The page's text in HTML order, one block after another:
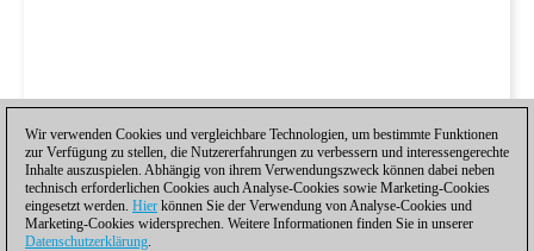
Wir verwenden Cookies und vergleichbare Technologien, um bestimmte Funktionen
zur Verfügung zu stellen, die Nutzererfahrungen zu verbessern und interessengerechte
Inhalte auszuspielen. Abhängig von ihrem Verwendungszweck können dabei neben
technisch erforderlichen Cookies auch Analyse-Cookies sowie Marketing-Cookies
eingesetzt werden. Hier können Sie der Verwendung von Analyse-Cookies und
Marketing-Cookies widersprechen. Weitere Informationen finden Sie in unserer
Datenschutzerklärung.